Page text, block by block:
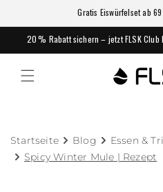
Gratis Eiswürfelset ab
20 % Rabatt sichern – jetzt FLSK Club
Startseite Blog
Essen &
Spicy Winter Mule | Rezept